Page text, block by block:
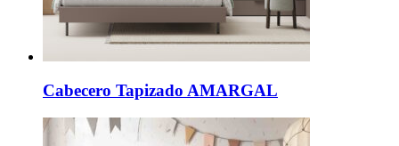
Cabecero Tapizado AMARGAL